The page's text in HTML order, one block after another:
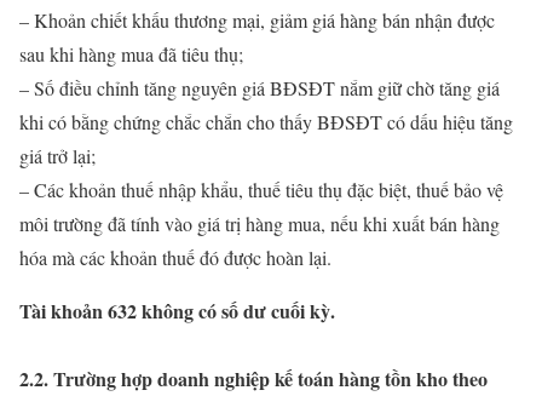
– Khoản chiết khấu thương mại, giảm giá hàng bán nhận được
sau khi hàng mua đã tiêu thụ;
– Số điều chỉnh tăng nguyên giá BĐSĐT nắm giữ chờ tăng giá
khi có bằng chứng chắc chắn cho thấy BĐSĐT có dấu hiệu tăng
giá trở lại;
– Các khoản thuế nhập khẩu, thuế tiêu thụ đặc biệt, thuế bảo vệ
môi trường đã tính vào giá trị hàng mua, nếu khi xuất bán hàng
hóa mà các khoản thuế đó được hoàn lại.
Tài khoản 632 không có số dư cuối kỳ.
2.2. Trường hợp doanh nghiệp kế toán hàng tồn kho theo